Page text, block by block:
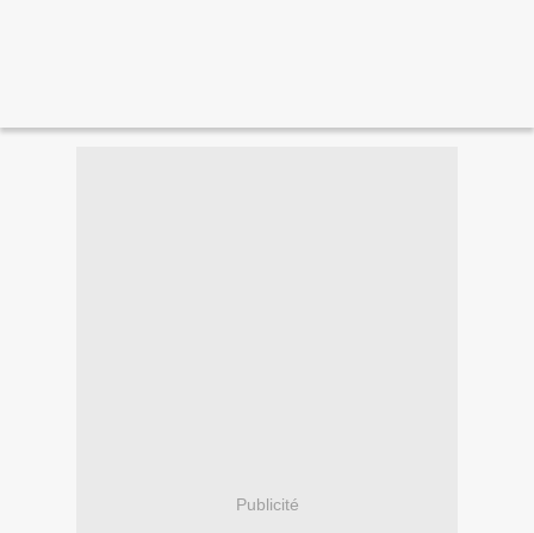
Publicité